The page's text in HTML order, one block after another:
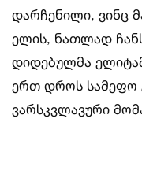
დარჩენილი, ვინც
ელის, ნათლად
დიდებულმა
ერთ დროს სამეფო
ვარსკვლავური